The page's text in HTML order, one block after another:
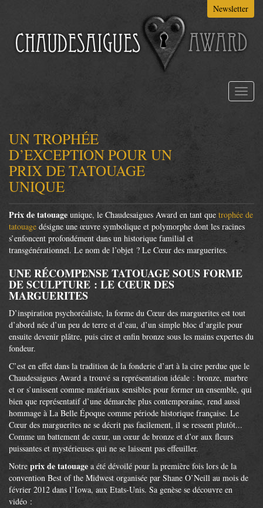
principal
Newsletter
Toggle
UN TROPHÉE
D’EXCEPTION POUR UN
PRIX DE TATOUAGE
UNIQUE
Prix de tatouage unique, le Chaudesaigues Award en tant que trophée de
tatouage désigne une œuvre symbolique et polymorphe dont les racines
s’enfoncent profondément dans un historique familial et
transgénérationnel. Le nom de l’objet ? Le Cœur des marguerites.
UNE RÉCOMPENSE TATOUAGE SOUS FORME
DE SCULPTURE : LE CŒUR DES
MARGUERITES
D’inspiration psychoréaliste, la forme du Cœur des marguerites est tout
d’abord née d’un peu de terre et d’eau, d’un simple bloc d’argile pour
ensuite devenir plâtre, puis cire et enfin bronze sous les mains expertes du
fondeur.
C’est en effet dans la tradition de la fonderie d’art à la cire perdue que le
Chaudesaigues Award a trouvé sa représentation idéale : bronze, marbre
et or s’unissent comme matériaux sensibles pour former un ensemble, qui
bien que représentatif d’une démarche plus contemporaine, rend aussi
hommage à La Belle Époque comme période historique française. Le
Cœur des marguerites ne se décrit pas facilement, il se ressent plutôt...
Comme un battement de cœur, un cœur de bronze et d’or aux fleurs
puissantes et mystérieuses qui ne se laissent pas effeuiller.
Notre prix de tatouage a été dévoilé pour la première fois lors de la
convention Best of the Midwest organisée par Shane O’Neill au mois de
février 2012 dans l’Iowa, aux Etats-Unis. Sa genèse se découvre en
vidéo :